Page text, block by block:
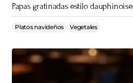
Papas gratinadas estilo dauphinoise
Platos navideños Vegetales